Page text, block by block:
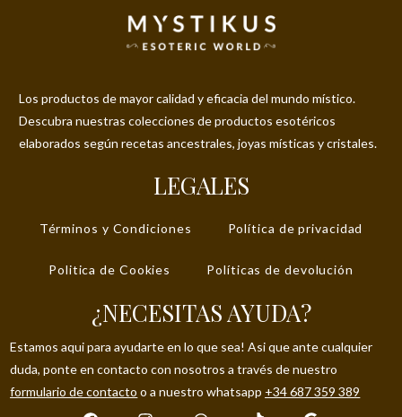
Los productos de mayor calidad y eficacia del mundo místico.
Descubra nuestras colecciones de productos esotéricos
elaborados según recetas ancestrales, joyas místicas y cristales.
LEGALES
Términos y Condiciones Política de privacidad
Politica de Cookies Políticas de devolución
¿NECESITAS AYUDA?
Estamos aqui para ayudarte en lo que sea! Asi que ante cualquier
duda, ponte en contacto con nosotros a través de nuestro
formulario de contacto o a nuestro whatsapp +34 687 359 389